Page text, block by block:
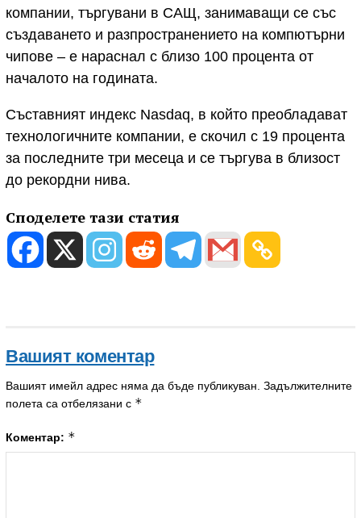
компании, търгувани в САЩ, занимаващи се със
създаването и разпространението на компютърни
чипове – е нараснал с близо 100 процента от
началото на годината.
Съставният индекс Nasdaq, в който преобладават
технологичните компании, е скочил с 19 процента
за последните три месеца и се търгува в близост
до рекордни нива.
Споделете тази статия
Вашият коментар
Вашият имейл адрес няма да бъде публикуван. Задължителните
полета са отбелязани с *
Коментар: *